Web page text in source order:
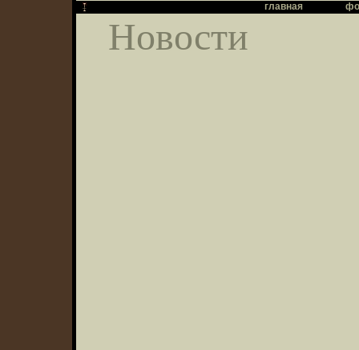
главная
Новости